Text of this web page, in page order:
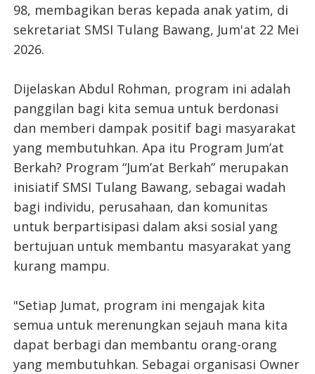
98, membagikan beras kepada anak yatim, di
sekretariat SMSI Tulang Bawang, Jum'at 22 Mei
2026.
Dijelaskan Abdul Rohman, program ini adalah
panggilan bagi kita semua untuk berdonasi
dan memberi dampak positif bagi masyarakat
yang membutuhkan. Apa itu Program Jum’at
Berkah? Program “Jum’at Berkah” merupakan
inisiatif SMSI Tulang Bawang, sebagai wadah
bagi individu, perusahaan, dan komunitas
untuk berpartisipasi dalam aksi sosial yang
bertujuan untuk membantu masyarakat yang
kurang mampu.
"Setiap Jumat, program ini mengajak kita
semua untuk merenungkan sejauh mana kita
dapat berbagi dan membantu orang-orang
yang membutuhkan. Sebagai organisasi Owner